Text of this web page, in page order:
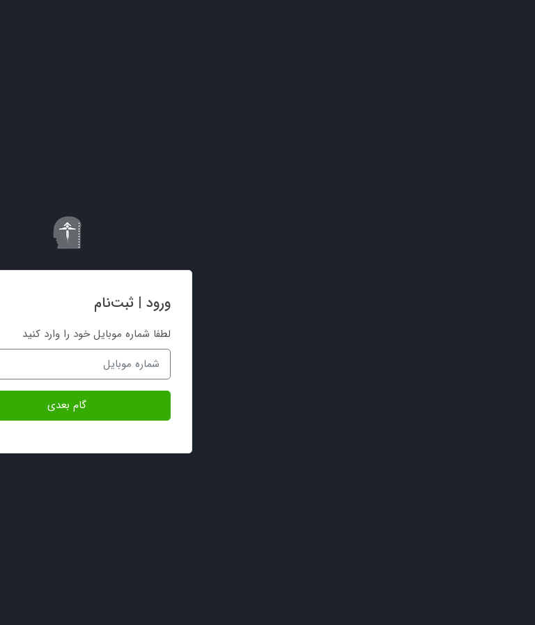
ورود | ثبت‌نام
لطفا شماره موبایل خود را وارد کنید
گام بعدی